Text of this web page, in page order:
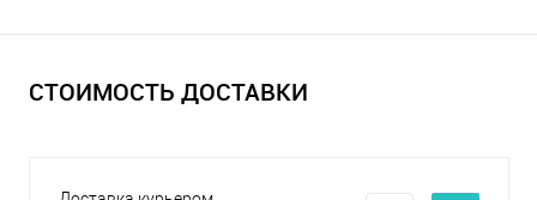
СТОИМОСТЬ ДОСТАВКИ